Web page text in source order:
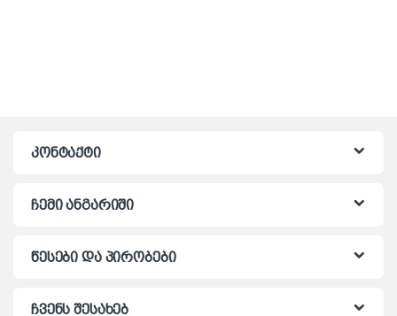
კონტაქტი
ჩემი ანგარიში
წესები და პირობები
ჩვენს შესახებ